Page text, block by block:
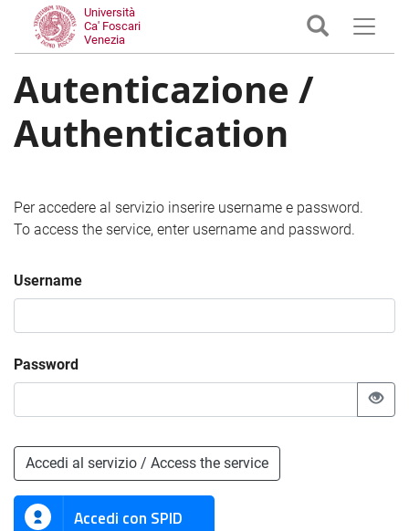
Università
Ca' Foscari
Venezia
Autenticazione /
Authentication
Per accedere al servizio inserire username e password.
To access the service, enter username and password.
Username
Password
Accedi al servizio / Access the service
Accedi con SPID